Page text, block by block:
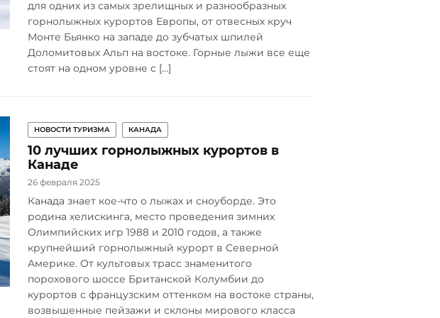
для одних из самых зрелищных и разнообразных
горнолыжных курортов Европы, от отвесных круч
Монте Бьянко на западе до зубчатых шпилей
Доломитовых Альп на востоке. Горные лыжи все еще
стоят на одном уровне с […]
НОВОСТИ ТУРИЗМА КАНАДА
10 лучших горнолыжных курортов в
Канаде
26 февраля 2025
Канада знает кое-что о лыжах и сноуборде. Это
родина хелискинга, место проведения зимних
Олимпийских игр 1988 и 2010 годов, а также
крупнейший горнолыжный курорт в Северной
Америке. От культовых трасс знаменитого
порохового шоссе Британской Колумбии до
курортов с французским оттенком на востоке страны,
возвышенные пейзажи и склоны мирового класса